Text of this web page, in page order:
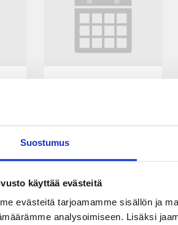
Suostumus
käyttää evästeitä
evästeitä tarjoamamme sisällön ja
analysoimiseen. Lisäksi